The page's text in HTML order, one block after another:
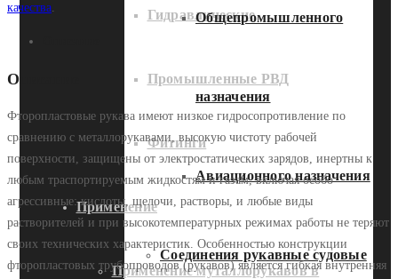
Гидравлические
Промышленные РВД
Фитинги
Применение
Применение муталлорукавов в
Общепромышленного
назначения
Авиационного назначения
Соединения рукавные судовые
качества.
Описание
Фторопластовые рукава имеют низкое гидросопротивление по
сравнению с металлорукавами, высокую чистоту рабочей
поверхности, защищены от электростатических зарядов, инертны к
любым траспортируемым жидкостям и газам, включая особо
агрессивные: кислоты, щелочи, растворы, и любые виды
растворителей и при высокотемпературных режимах работы не теряют
своих технических характеристик. Особенностью конструкции
фторопластовых трубопроводов (рукавов) является гибкая внутренняя